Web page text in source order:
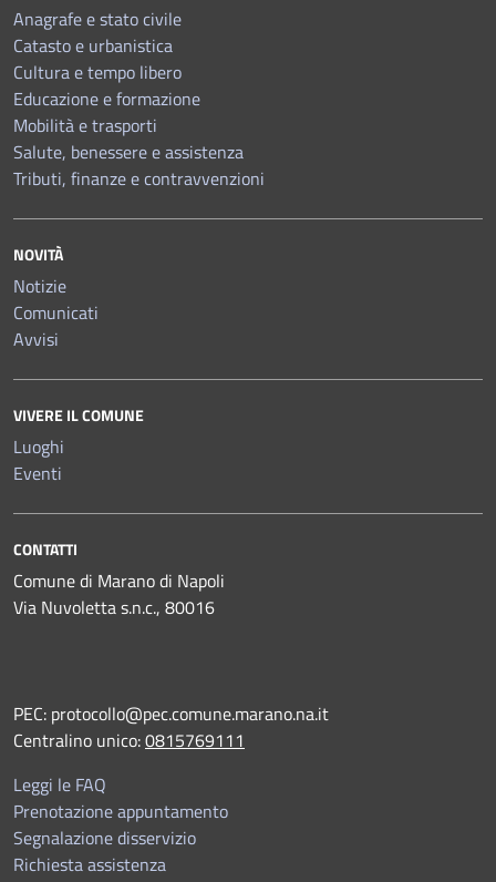
Anagrafe e stato civile
Catasto e urbanistica
Cultura e tempo libero
Educazione e formazione
Mobilità e trasporti
Salute, benessere e assistenza
Tributi, finanze e contravvenzioni
NOVITÀ
Notizie
Comunicati
Avvisi
VIVERE IL COMUNE
Luoghi
Eventi
CONTATTI
Comune di Marano di Napoli
Via Nuvoletta s.n.c., 80016
PEC: protocollo@pec.comune.marano.na.it
Centralino unico:0815769111
Leggi le FAQ
Prenotazione appuntamento
Segnalazione disservizio
Richiesta assistenza